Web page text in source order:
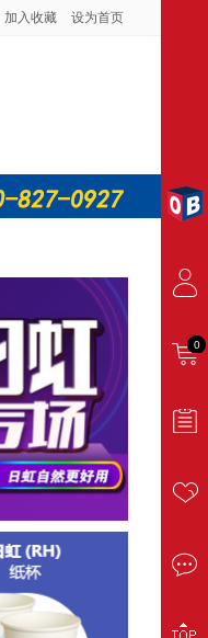
加入收藏 设为首页
0